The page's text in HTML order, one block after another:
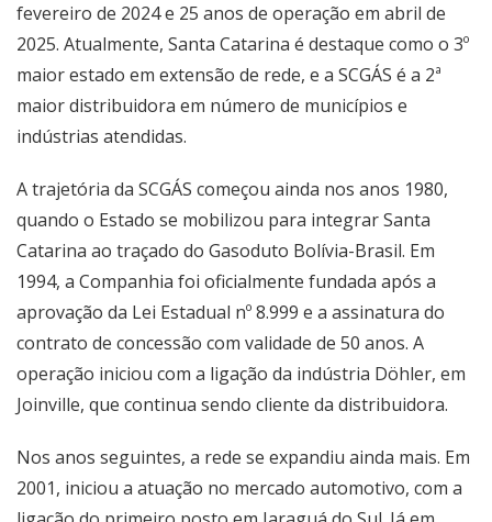
fevereiro de 2024 e 25 anos de operação em abril de
2025. Atualmente, Santa Catarina é destaque como o 3º
maior estado em extensão de rede, e a SCGÁS é a 2ª
maior distribuidora em número de municípios e
indústrias atendidas.
A trajetória da SCGÁS começou ainda nos anos 1980,
quando o Estado se mobilizou para integrar Santa
Catarina ao traçado do Gasoduto Bolívia-Brasil. Em
1994, a Companhia foi oficialmente fundada após a
aprovação da Lei Estadual nº 8.999 e a assinatura do
contrato de concessão com validade de 50 anos. A
operação iniciou com a ligação da indústria Döhler, em
Joinville, que continua sendo cliente da distribuidora.
Nos anos seguintes, a rede se expandiu ainda mais. Em
2001, iniciou a atuação no mercado automotivo, com a